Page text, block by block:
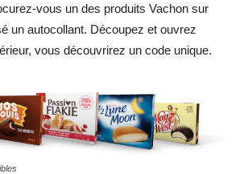
vous un des produits Vachon sur
un autocollant. Découpez et ouvrez
vous découvrirez un code unique.